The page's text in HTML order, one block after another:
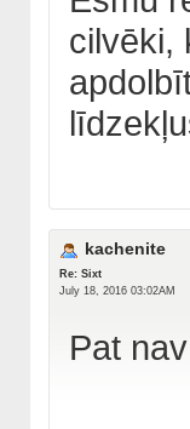
cilvēki,
kachenite
Re: Sixt
July 18, 2016 03:02AM
Pat